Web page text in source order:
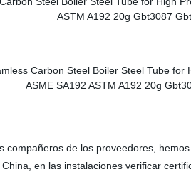
de los proveedores,
en las instalaciones verificar